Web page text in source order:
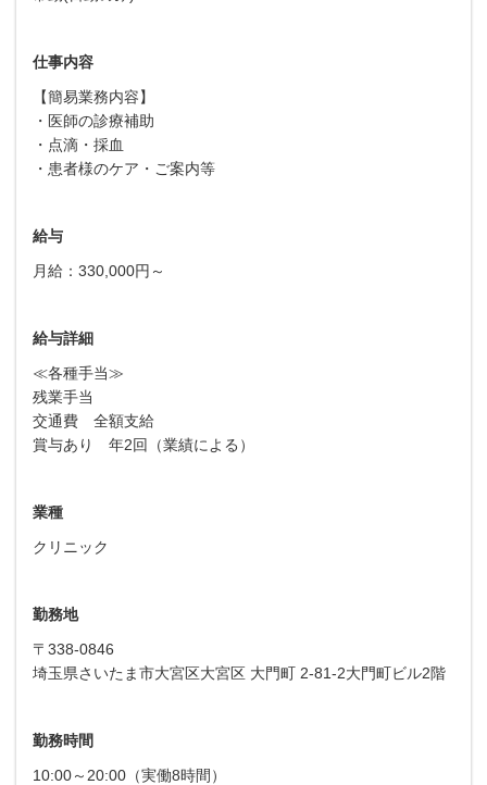
仕事内容
【簡易業務内容】
・医師の診療補助
・点滴・採血
・患者様のケア・ご案内等
給与
月給：330,000円～
給与詳細
≪各種手当≫
残業手当
交通費 全額支給
賞与あり 年2回（業績による）
業種
クリニック
勤務地
〒338-0846
埼玉県さいたま市大宮区大宮区 大門町 2-81-2大門町ビル2階
勤務時間
10:00～20:00（実働8時間）